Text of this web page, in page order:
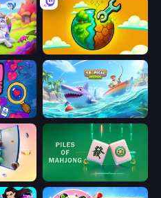
Fairyland Merge & Magic Land Explorers: Merge & Build
Tropical Merge
Piles of Mahjong